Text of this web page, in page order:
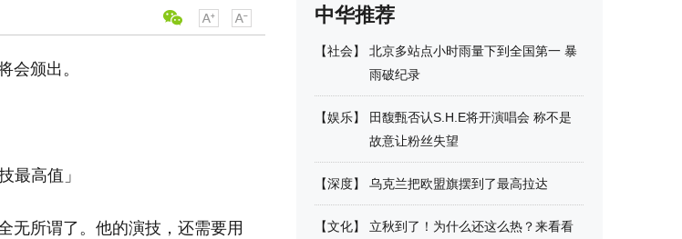
颁出。
无所谓了。他的演技，还需要用
中华推荐
【社会】
北京多站点小时雨量下到全国第一 暴
雨破纪录
【娱乐】
田馥甄否认S.H.E将开演唱会 称不是
故意让粉丝失望
【深度】 乌克兰把欧盟旗摆到了最高拉达
【文化】
立秋到了！为什么还这么热？来看看